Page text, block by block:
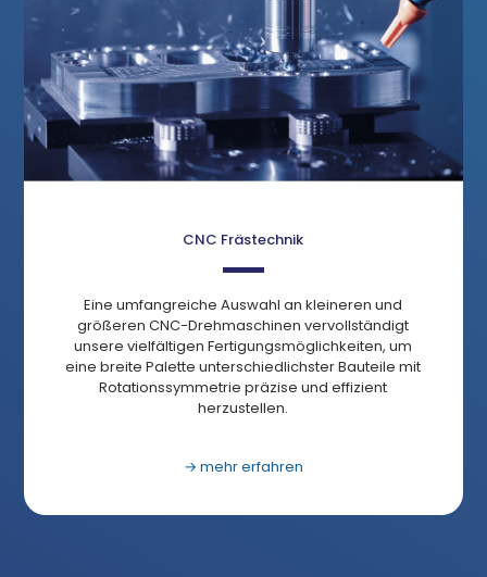
CNC Frästechnik
Eine umfangreiche Auswahl an kleineren und
größeren CNC-Drehmaschinen vervollständigt
unsere vielfältigen Fertigungsmöglichkeiten, um
eine breite Palette unterschiedlichster Bauteile mit
Rotationssymmetrie präzise und effizient
herzustellen.
→ mehr erfahren